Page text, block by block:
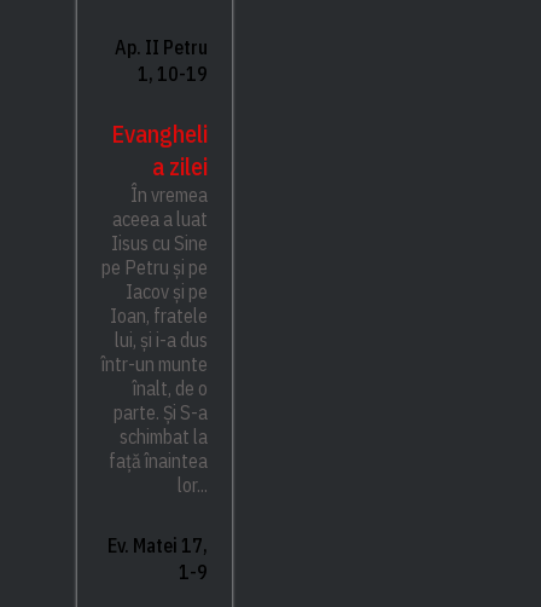
Ap. II Petru
1, 10-19
Evangheli
a zilei
În vremea
aceea a luat
Iisus cu Sine
pe Petru și pe
Iacov și pe
Ioan, fratele
lui, și i-a dus
într-un munte
înalt, de o
parte. Și S-a
schimbat la
față înaintea
lor...
Ev. Matei 17,
1-9